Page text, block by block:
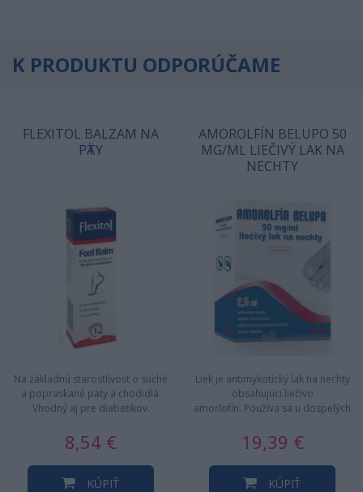
K PRODUKTU ODPORÚČAME
FLEXITOL BALZAM NA
PӒTY
Na základnú starostlivosť o suché
a popraskané päty a chodidlá.
Vhodný aj pre diabetikov.
8,54 €
KÚPIŤ
AMOROLFÍN BELUPO 50
MG/ML LIEČIVÝ LAK NA
NECHTY
Liek je antimykotický lak na nechty
obsahujúci liečivo
amorlofín. Používa sa u dospelých
19,39 €
KÚPIŤ